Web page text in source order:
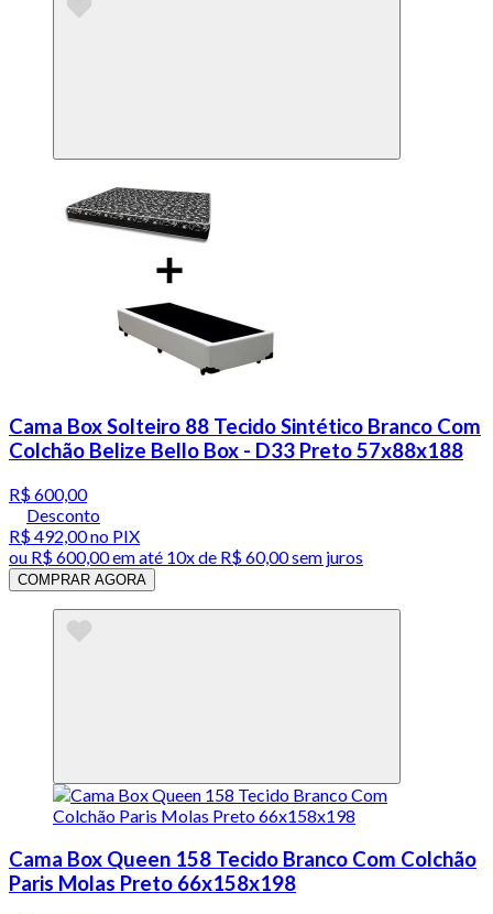
Cama Box Solteiro 88 Tecido Sintético Branco Com
Colchão Belize Bello Box - D33 Preto 57x88x188
R$ 600,00
Desconto
R$ 492,00no PIX
ou R$ 600,00em até 10x de R$ 60,00 sem juros
COMPRAR AGORA
Cama Box Queen 158 Tecido Branco Com Colchão
Paris Molas Preto 66x158x198